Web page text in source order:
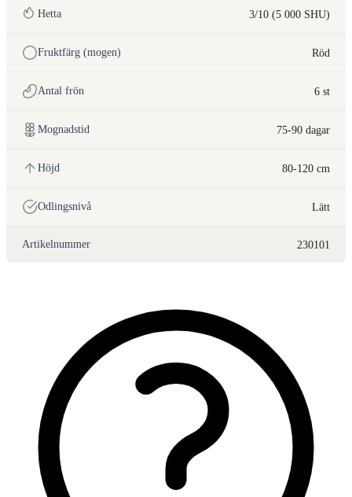
Hetta 3/10 (5 000 SHU)
Fruktfärg (mogen) Röd
Antal frön 6 st
Mognadstid 75-90 dagar
Höjd 80-120 cm
Odlingsnivå Lätt
Artikelnummer 230101